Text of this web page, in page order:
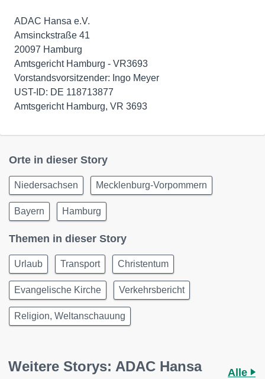
ADAC Hansa e.V.
Amsinckstraße 41
20097 Hamburg
Amtsgericht Hamburg - VR3693
Vorstandsvorsitzender: Ingo Meyer
UST-ID: DE 118713877
Amtsgericht Hamburg, VR 3693
Orte in dieser Story
Niedersachsen Mecklenburg-Vorpommern
Bayern Hamburg
Themen in dieser Story
Urlaub Transport Christentum
Evangelische Kirche Verkehrsbericht
Religion, Weltanschauung
Weitere Storys: ADAC Hansa
Alle